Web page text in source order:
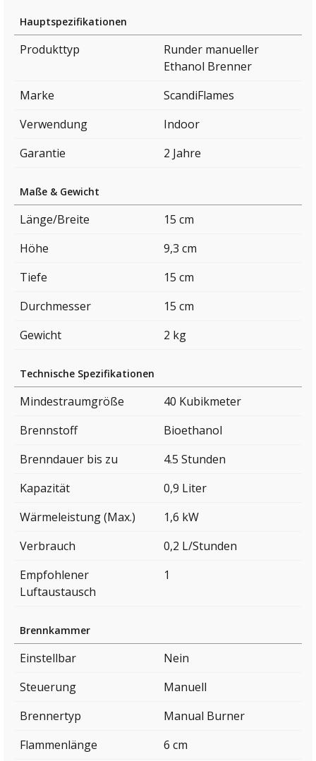
Hauptspezifikationen
Produkttyp
Runder manueller
Ethanol Brenner
Marke
ScandiFlames
Verwendung
Indoor
Garantie
2 Jahre
Maße & Gewicht
Länge/Breite
15 cm
Höhe
9,3 cm
Tiefe
15 cm
Durchmesser
15 cm
Gewicht
2 kg
Technische Spezifikationen
Mindestraumgröße
40 Kubikmeter
Brennstoff
Bioethanol
Brenndauer bis zu
4.5 Stunden
Kapazität
0,9 Liter
Wärmeleistung (Max.)
1,6 kW
Verbrauch
0,2 L/Stunden
Empfohlener
Luftaustausch
1
Brennkammer
Einstellbar
Nein
Steuerung
Manuell
Brennertyp
Manual Burner
Flammenlänge
6 cm